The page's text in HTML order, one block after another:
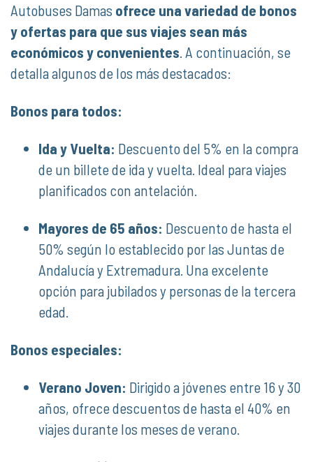
Autobuses Damas ofrece una variedad de bonos
y ofertas para que sus viajes sean más
económicos y convenientes . A continuación, se
detalla algunos de los más destacados:
Bonos para todos:
Ida y Vuelta: Descuento del 5% en la compra
de un billete de ida y vuelta. Ideal para viajes
planificados con antelación.
Mayores de 65 años: Descuento de hasta el
50% según lo establecido por las Juntas de
Andalucía y Extremadura. Una excelente
opción para jubilados y personas de la tercera
edad.
Bonos especiales:
Verano Joven: Dirigido a jóvenes entre 16 y 30
años, ofrece descuentos de hasta el 40% en
viajes durante los meses de verano.